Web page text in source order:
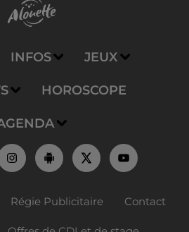
INFOS JEUX
HOROSCOPE
Régie Publicitaire Contact